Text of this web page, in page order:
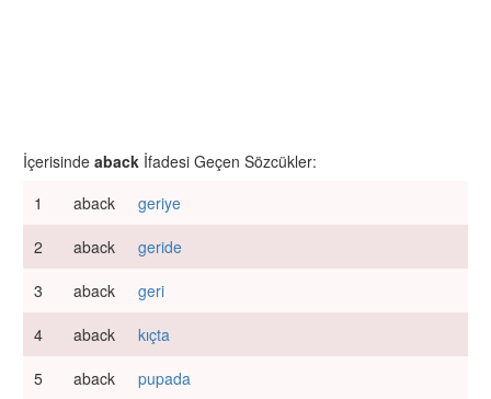
İçerisinde aback İfadesi Geçen Sözcükler:
1
aback
geriye
2
aback
geride
3
aback
geri
4
aback
kıçta
5
aback
pupada